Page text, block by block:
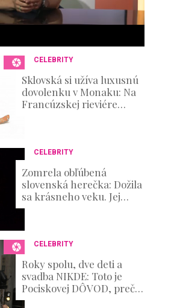
CELEBRITY
Sklovská si užíva luxusnú
dovolenku v Monaku: Na
Francúzskej rieviére
CELEBRITY
Zomrela obľúbená
slovenská herečka: Dožila
sa krásneho veku. Jej
umenie si obľúbili diváci
CELEBRITY
Roky spolu, dve deti a
svadba NIKDE: Toto je
Pociskovej DÔVOD, prečo
nepovedala ÁNO